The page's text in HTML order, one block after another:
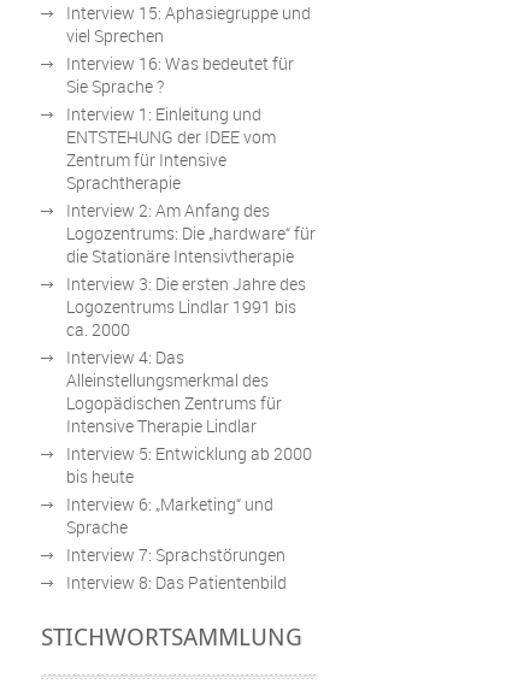
Interview 15: Aphasiegruppe und
viel Sprechen
Interview 16: Was bedeutet für
Sie Sprache ?
Interview 1: Einleitung und
ENTSTEHUNG der IDEE vom
Zentrum für Intensive
Sprachtherapie
Interview 2: Am Anfang des
Logozentrums: Die „hardware“ für
die Stationäre Intensivtherapie
Interview 3: Die ersten Jahre des
Logozentrums Lindlar 1991 bis
ca. 2000
Interview 4: Das
Alleinstellungsmerkmal des
Logopädischen Zentrums für
Intensive Therapie Lindlar
Interview 5: Entwicklung ab 2000
bis heute
Interview 6: „Marketing“ und
Sprache
Interview 7: Sprachstörungen
Interview 8: Das Patientenbild
STICHWORTSAMMLUNG